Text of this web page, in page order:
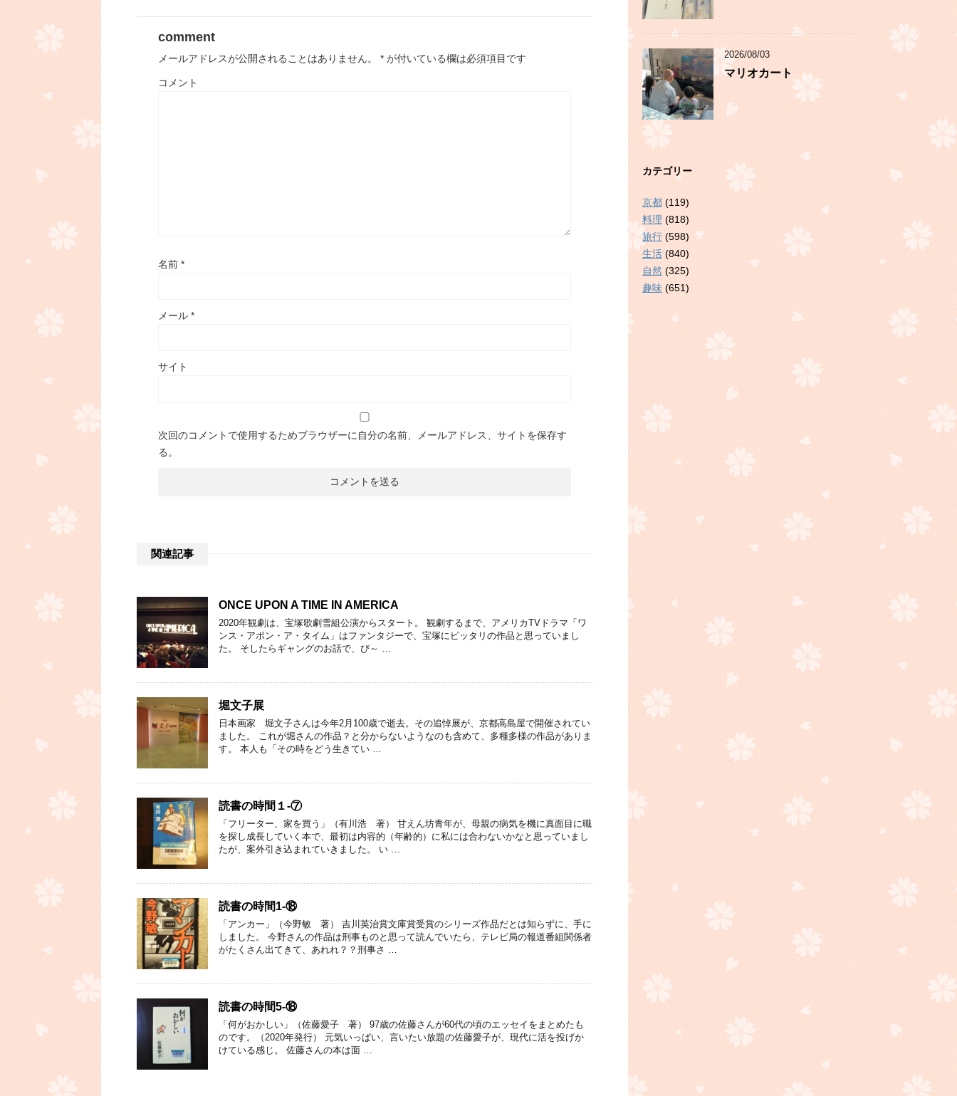
comment
メールアドレスが公開されることはありません。 * が付いている欄は必須項目です
コメント
名前 *
メール *
サイト
次回のコメントで使用するためブラウザーに自分の名前、メールアドレス、サイトを保存す
る。
関連記事
ONCE UPON A TIME IN AMERICA
2020年観劇は、宝塚歌劇雪組公演からスタート。 観劇するまで、アメリカTVドラマ「ワ
ンス・アポン・ア・タイム」はファンタジーで、宝塚にピッタリの作品と思っていまし
た。 そしたらギャングのお話で、び～ …
堀文子展
日本画家 堀文子さんは今年2月100歳で逝去。その追悼展が、京都高島屋で開催されてい
ました。 これが堀さんの作品？と分からないようなのも含めて、多種多様の作品がありま
す。 本人も「その時をどう生きてい …
読書の時間１-⑦
「フリーター、家を買う」（有川浩 著） 甘えん坊青年が、母親の病気を機に真面目に職
を探し成長していく本で、最初は内容的（年齢的）に私には合わないかなと思っていまし
たが、案外引き込まれていきました。 い …
読書の時間1-⑱
「アンカー」（今野敏 著） 吉川英治賞文庫賞受賞のシリーズ作品だとは知らずに、手に
しました。 今野さんの作品は刑事ものと思って読んでいたら、テレビ局の報道番組関係者
がたくさん出てきて、あれれ？？刑事さ …
読書の時間5-⑱
「何がおかしい」（佐藤愛子 著） 97歳の佐藤さんが60代の頃のエッセイをまとめたも
のです。（2020年発行） 元気いっぱい、言いたい放題の佐藤愛子が、現代に活を投げか
けている感じ。 佐藤さんの本は面 …
2026/08/03
マリオカート
カテゴリー
京都 (119)
料理 (818)
旅行 (598)
生活 (840)
自然 (325)
趣味 (651)